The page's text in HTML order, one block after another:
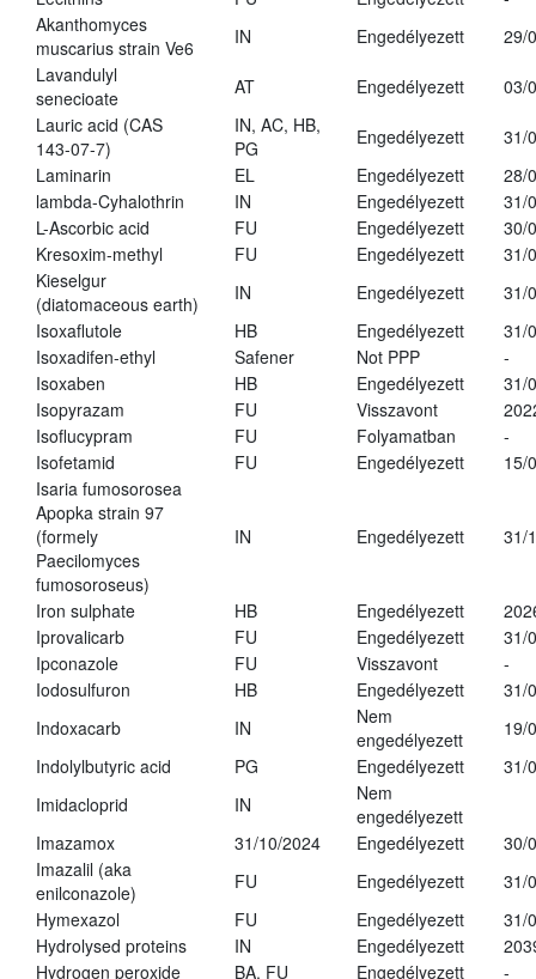
Akanthomyces
muscarius strain Ve6
IN Engedélyezett
29/
Lavandulyl
senecioate
AT Engedélyezett
03/
Lauric acid (CAS
143-07-7)
IN, AC, HB,
PG
Engedélyezett
31/
Laminarin
EL Engedélyezett
28/
lambda-Cyhalothrin
IN Engedélyezett
31/
L-Ascorbic acid
FU Engedélyezett
30/
Kresoxim-methyl
FU Engedélyezett
31/
Kieselgur
(diatomaceous earth)
IN Engedélyezett
31/
Isoxaflutole
HB Engedélyezett
31/
Isoxadifen-ethyl
Safener Not PPP
-
Isoxaben
HB Engedélyezett
31/
Isopyrazam
FU Visszavont
Isoflucypram
FU Folyamatban
-
Isofetamid
FU Engedélyezett
15/
Isaria fumosorosea
Apopka strain 97
(formely
Paecilomyces
fumosoroseus)
IN Engedélyezett 31/
Iron sulphate HB Engedélyezett
Iprovalicarb
FU Engedélyezett
31/
Ipconazole
FU Visszavont
-
Iodosulfuron
HB Engedélyezett
31/
Indoxacarb
IN
Nem
engedélyezett
19/
Indolylbutyric acid
PG Engedélyezett
31/
Imidacloprid
IN
Nem
engedélyezett
Imazamox
31/10/2024 Engedélyezett
30/
Imazalil (aka
enilconazole)
FU Engedélyezett
31/
Hymexazol
FU Engedélyezett
31/
Hydrolysed proteins
IN Engedélyezett
Hydrogen peroxide
BA, FU Engedélyezett
-